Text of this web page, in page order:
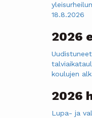
18.8.2026
2026
koulujen
2026
Lupa- ja